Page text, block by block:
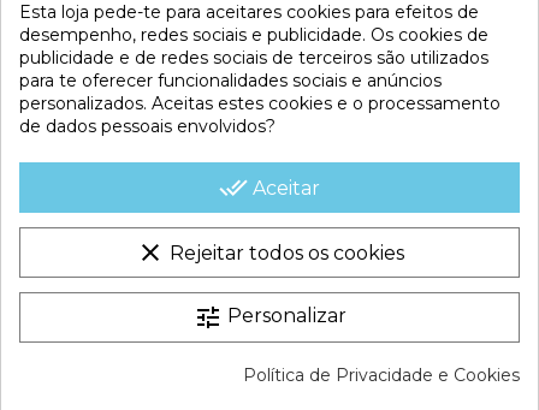
Marca
op-500
CONTACTA CON NOSOTROS
CONDICIONES COMERCIALES
Aviso legal | Termos e Condições |
Esta loja pede-te para aceitares cookies para efeitos de
desempenho, redes sociais e publicidade. Os cookies de
publicidade e de redes sociais de terceiros são utilizados
para te oferecer funcionalidades sociais e anúncios
personalizados. Aceitas estes cookies e o processamento
de dados pessoais envolvidos?
done_all Aceitar
clear Rejeitar todos os cookies
tune Personalizar
Política de Privacidade e Cookies